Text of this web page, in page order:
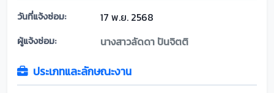
วันที่แจ้งซ่อม: 17 พ.ย. 2568
ผู้แจ้งซ่อม: นางสาวลัดดา ปันจิตติ
ประเภทและลักษณะงาน